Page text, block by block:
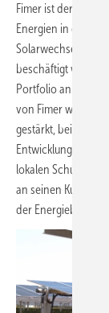
Fimer ist der
Energien in der
beschäftigt
Portfolio an
von Fimer werden
gestärkt, bei dem
Entwicklung
lokalen
an seinen Kunden
der Energiebranche.